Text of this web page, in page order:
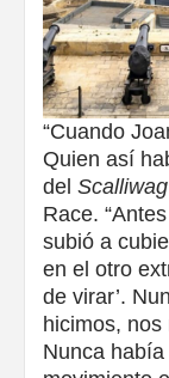
“Cuando
Quien así
del
Race.
subió a
en el otro
de virar’.
hicimos, nos
Nunca